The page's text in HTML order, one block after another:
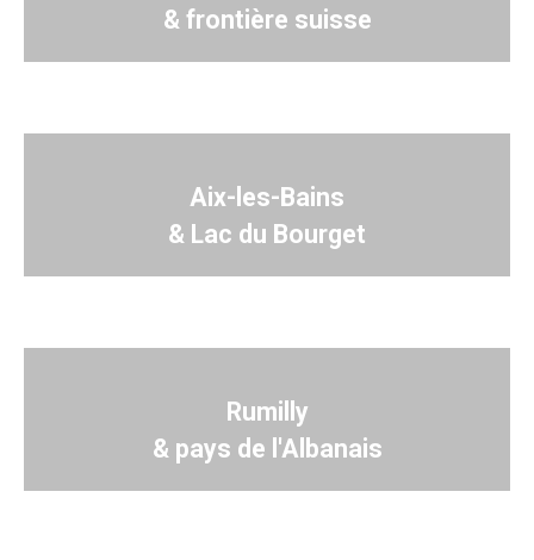
& frontière suisse
Aix-les-Bains
& Lac du Bourget
Rumilly
& pays de l'Albanais